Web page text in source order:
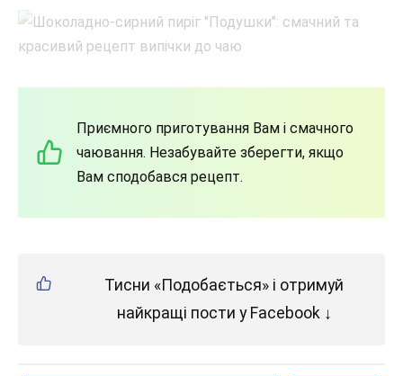
Приємного приготування Вам і смачного
чаювання. Незабувайте зберегти, якщо
Вам сподобався рецепт.
Тисни «Подобається» і отримуй
найкращі пости у Facebook ↓